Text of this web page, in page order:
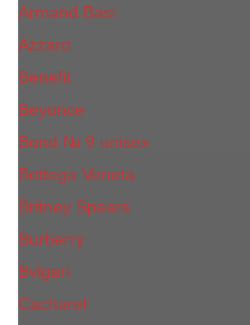
Armand Basi
Azzaro
Benefit
Beyonce
Bond № 9 unisex
Bottega Veneta
Britney Spears
Burberry
Bvlgari
Cacharel